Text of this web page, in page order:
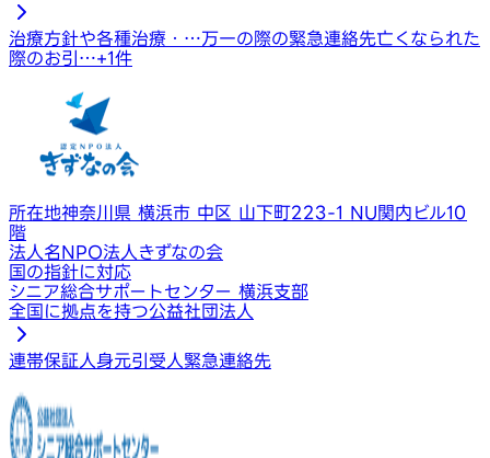
治療方針や各種治療・…万一の際の緊急連絡先亡くなられた
際のお引…+1件
所在地神奈川県 横浜市 中区 山下町223-1 NU関内ビル10
階
法人名NPO法人きずなの会
国の指針に対応
シニア総合サポートセンター 横浜支部
全国に拠点を持つ公益社団法人
連帯保証人身元引受人緊急連絡先